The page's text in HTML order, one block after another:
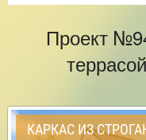
Проект
КАРКАС ИЗ